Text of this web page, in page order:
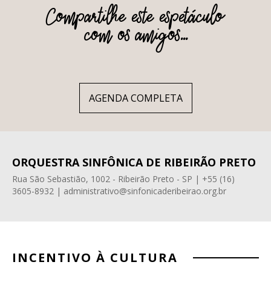
Compartilhe este espetáculo
com os amigos...
AGENDA COMPLETA
ORQUESTRA SINFÔNICA DE RIBEIRÃO PRETO
Rua São Sebastião, 1002 - Ribeirão Preto - SP | +55 (16)
3605-8932 | administrativo@sinfonicaderibeirao.org.br
INCENTIVO À CULTURA